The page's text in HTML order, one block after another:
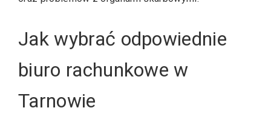
Jak wybrać odpowiednie
biuro rachunkowe w
Tarnowie